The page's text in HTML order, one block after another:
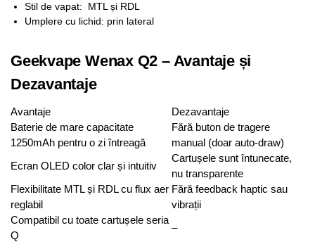
Stil de vapat: MTL și RDL
Umplere cu lichid: prin lateral
Geekvape Wenax Q2 – Avantaje și
Dezavantaje
Avantaje
Dezavantaje
Baterie de mare capacitate
1250mAh pentru o zi întreagă
Fără buton de tragere
manual (doar auto-draw)
Ecran OLED color clar și intuitiv
Cartușele sunt întunecate,
nu transparente
Flexibilitate MTL și RDL cu flux aer
reglabil
Fără feedback haptic sau
vibrații
Compatibil cu toate cartușele seria
Q
–